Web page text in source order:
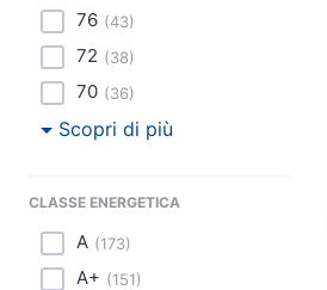
76 (43)
72 (38)
70 (36)
Scopri di più
CLASSE ENERGETICA
A (173)
A+ (151)